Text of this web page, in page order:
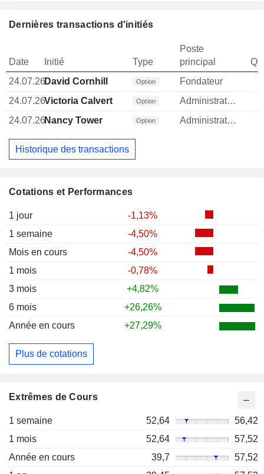
Cotations et Performances
1 jour
-1,13%
1 semaine
-4,50%
Mois en cours
-4,50%
1 mois
-0,78%
3 mois
+4,82%
6 mois
+26,26%
Année en cours
+27,29%
Plus de cotations
Extrêmes de Cours
1 semaine 52,64
56,42
1 mois
52,64
57,52
Année en cours
39,7
57,52
Dernières transactions d'initiés
Date Initié Type
Poste
principal
24.07.26David Cornhill Option
Fondateur
24.07.26Victoria Calvert Option Administrateur
24.07.26Nancy Tower Option Administrateur
Historique des transactions